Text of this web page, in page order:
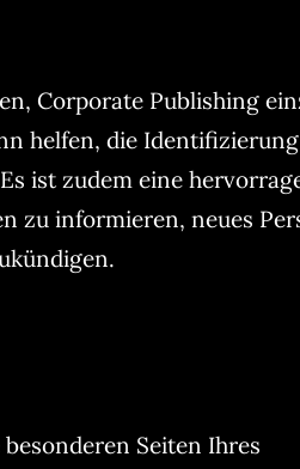
Corporate Publishing
helfen, die
ist zudem eine
zu informieren, neues
Seiten Ihres